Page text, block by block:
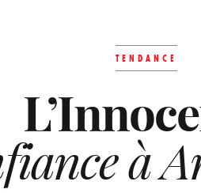
TENDANCE
à